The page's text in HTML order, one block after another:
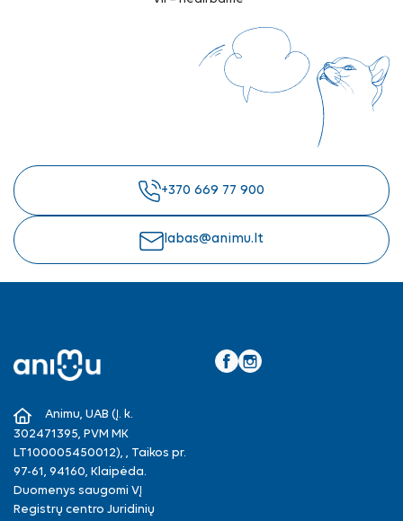
+370 669 77 900
labas@animu.lt
Animu, UAB (Į. k.
302471395, PVM MK
LT100005450012), , Taikos pr.
97-61, 94160, Klaipėda.
Duomenys saugomi VĮ
Registrų centro Juridinių